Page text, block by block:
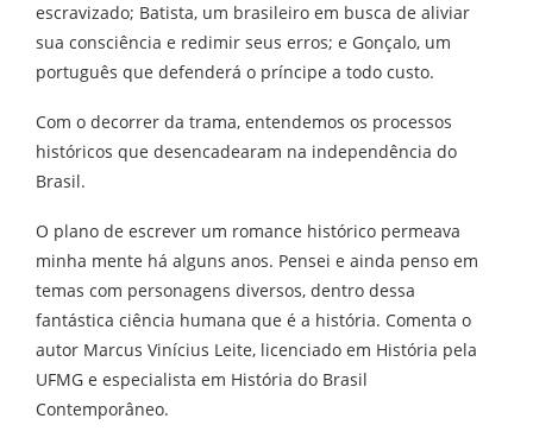
escravizado; Batista, um brasileiro em busca de aliviar
sua consciência e redimir seus erros; e Gonçalo, um
português que defenderá o príncipe a todo custo.
Com o decorrer da trama, entendemos os processos
históricos que desencadearam na independência do
Brasil.
O plano de escrever um romance histórico permeava
minha mente há alguns anos. Pensei e ainda penso em
temas com personagens diversos, dentro dessa
fantástica ciência humana que é a história. Comenta o
autor Marcus Vinícius Leite, licenciado em História pela
UFMG e especialista em História do Brasil
Contemporâneo.